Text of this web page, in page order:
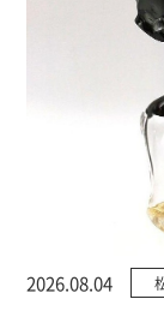
2026.08.04